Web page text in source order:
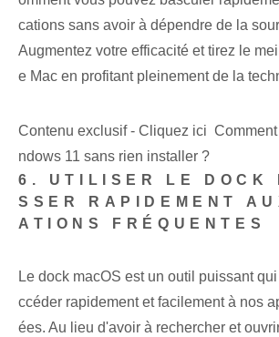
cations sans avoir à dépendre de la
Augmentez votre efficacité et tirez le
e Mac en profitant pleinement de la
Contenu exclusif - Cliquez ici
ndows 11 sans rien installer ?
6. UTILISER LE DOCK
SSER RAPIDEMENT
ATIONS FRÉQUENTES
Le dock macOS‌ est un outil puissant
ccéder rapidement et facilement⁢ à nos
ées.⁢ Au lieu d'avoir à rechercher et